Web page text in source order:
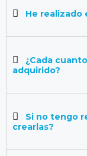
He realizado
¿Cada
adquirido?
Si no tengo
crearlas?